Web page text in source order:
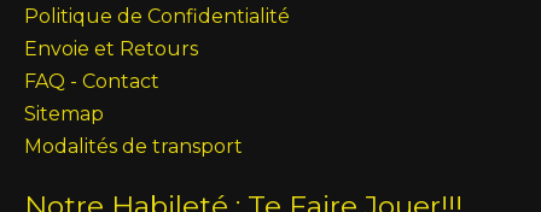
Politique de Confidentialité
Envoie et Retours
FAQ - Contact
Sitemap
Modalités de transport